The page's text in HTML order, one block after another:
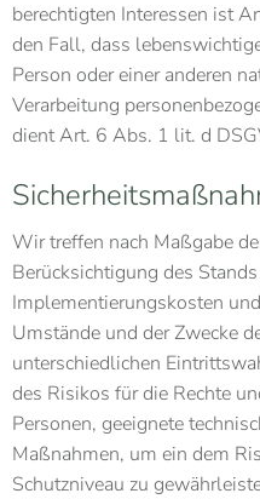
berechtigten Interessen ist
den Fall, dass
Person oder einer anderen
Verarbeitung
dient Art. 6 Abs. 1 lit. d
Wir treffen nach Maßgabe
Berücksichtigung des
Implementierungskosten
Umstände und der Zwecke
unterschiedlichen
des Risikos für die Rechte
Personen, geeignete
Maßnahmen, um ein dem
Schutzniveau zu